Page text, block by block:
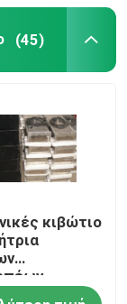
(45)
κιβώτιο